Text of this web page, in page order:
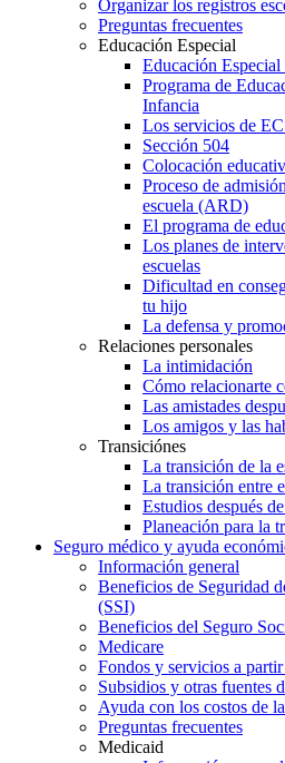
Organizar los registros
Preguntas frecuentes
Educación Especial
Educación Especial
Programa de
Infancia
Los servicios de
Sección 504
Colocación
Proceso de
escuela (ARD)
El programa de
Los planes de
escuelas
Dificultad en
tu hijo
La defensa y
Relaciones personales
La intimidación
Cómo relacionarte
Las amistades
Los amigos y las
Transiciónes
La transición de la
La transición entre
Estudios después
Planeación para la
Seguro médico y ayuda
Información general
Beneficios de Seguridad
(SSI)
Beneficios del Seguro
Medicare
Fondos y servicios a
Subsidios y otras fuentes
Ayuda con los costos de
Preguntas frecuentes
Medicaid